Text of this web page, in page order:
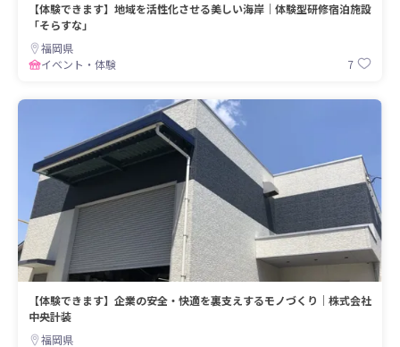
【体験できます】地域を活性化させる美しい海岸｜体験型研修宿泊施設
「そらすな」
福岡県
イベント・体験
7
【体験できます】企業の安全・快適を裏支えするモノづくり｜株式会社
中央計装
福岡県